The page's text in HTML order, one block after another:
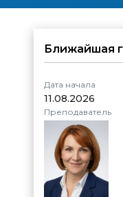
Ближайшая
Дата начала
11.08.2026
Преподаватель